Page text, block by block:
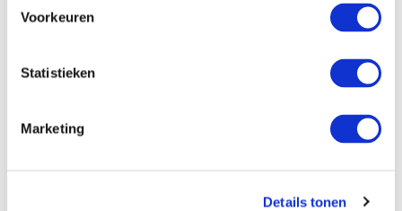
Voorkeuren
Statistieken
Marketing
Details tonen
Na